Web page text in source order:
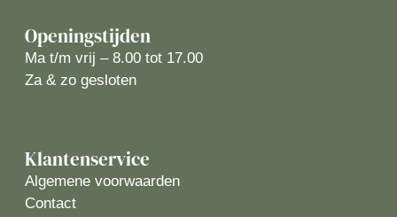
Openingstijden
Ma t/m vrij – 8.00 tot 17.00
Za & zo gesloten
Klantenservice
Algemene voorwaarden
Contact